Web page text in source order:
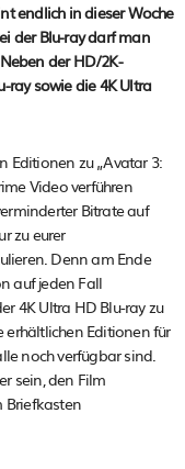
endlich in dieser Woche
der Blu-ray darf man
der HD/2K-
ray sowie die 4K Ultra
Editionen zu „Avatar 3:
Video verführen
Bitrate auf
zu eurer
Denn am Ende
auf jeden Fall
4K Ultra HD Blu-ray zu
Editionen für
noch verfügbar sind.
sein, den Film
Briefkasten